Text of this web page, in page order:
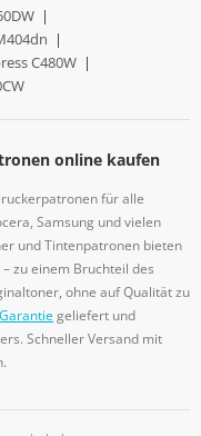
|
|
C480W |
online kaufen
für alle
Samsung und vielen
und Tintenpatronen bieten
zu einem Bruchteil des
ohne auf Qualität zu
geliefert und
Schneller Versand mit